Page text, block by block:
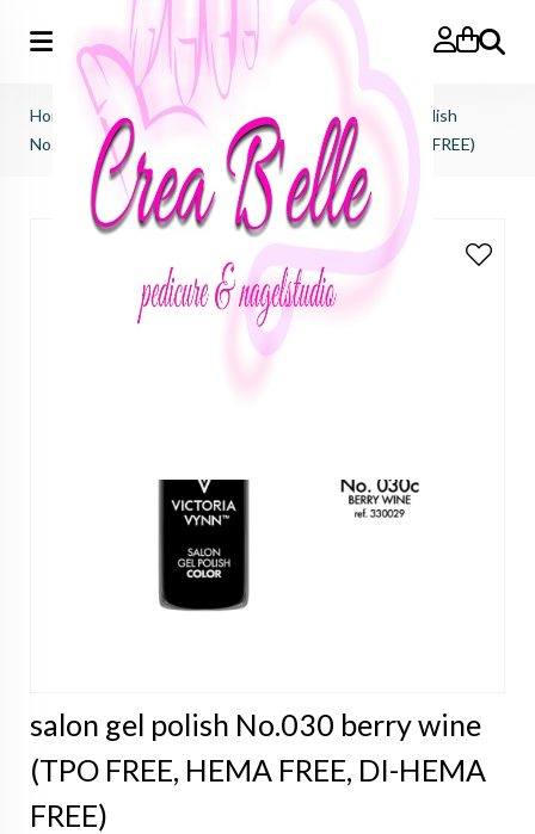
Zoeken
Home Victoria Vynn> Salon gel polish > salon gel polish
No.030 berry wine (TPO FREE, HEMA FREE, DI-HEMA FREE)
salon gel polish No.030 berry wine
(TPO FREE, HEMA FREE, DI-HEMA
FREE)